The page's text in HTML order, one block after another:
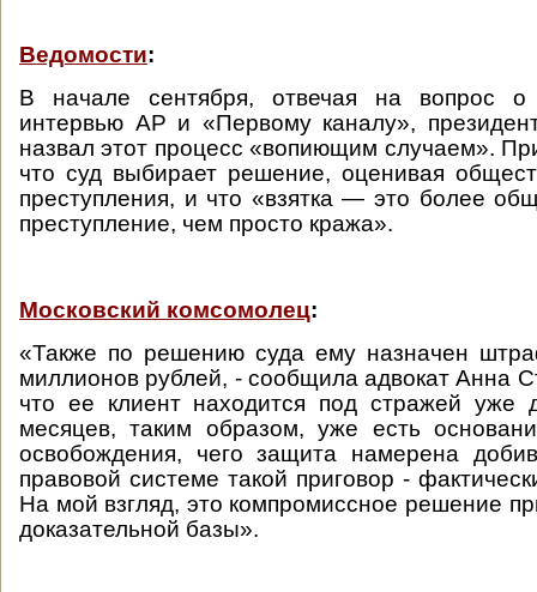
Ведомости:
В начале сентября, отвечая на вопрос
интервью АР и «Первому каналу»,
назвал этот процесс «вопиющим случаем».
что суд выбирает решение, оценивая
преступления, и что «взятка — это более
преступление, чем просто кража».
Московский комсомолец:
«Также по решению суда ему назначен
миллионов рублей, - сообщила адвокат Анна
что ее клиент находится под стражей уже
месяцев, таким образом, уже есть
освобождения, чего защита намерена
правовой системе такой приговор -
На мой взгляд, это компромиссное решение
доказательной базы».